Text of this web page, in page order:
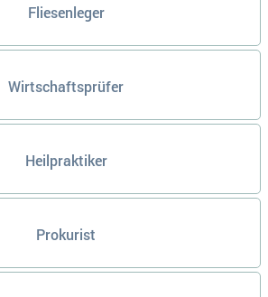
Fliesenleger
Wirtschaftsprüfer
Heilpraktiker
Prokurist